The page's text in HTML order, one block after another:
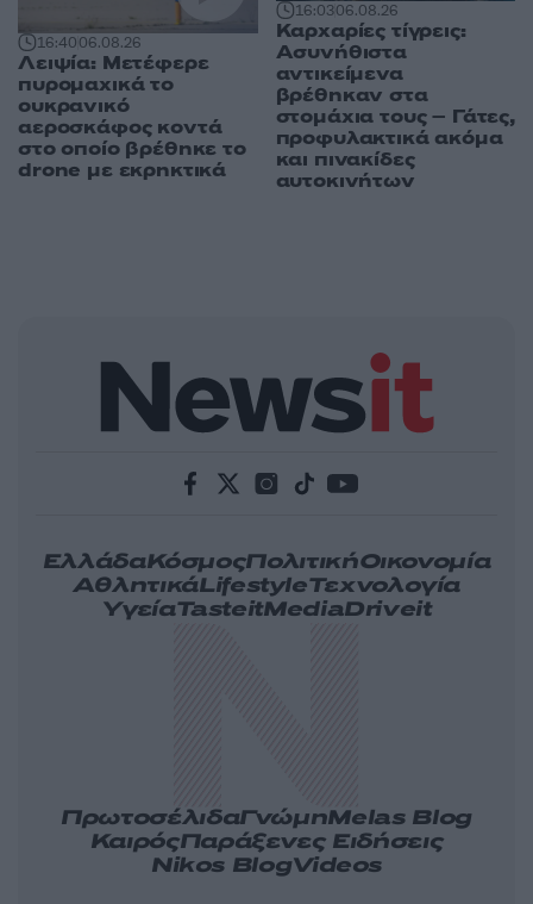
16:4006.08.26
Λειψία: Μετέφερε
πυρομαχικά το
ουκρανικό
αεροσκάφος κοντά
στο οποίο βρέθηκε το
drone με εκρηκτικά
16:0306.08.26
Καρχαρίες τίγρεις:
Ασυνήθιστα
αντικείμενα
βρέθηκαν στα
στομάχια τους – Γάτες,
προφυλακτικά ακόμα
και πινακίδες
αυτοκινήτων
ΕλλάδαΚόσμοςΠολιτικήΟικονομία
ΑθλητικάLifestyleΤεχνολογία
ΥγείαTasteitMediaDriveit
ΠρωτοσέλιδαΓνώμηMelas Blog
ΚαιρόςΠαράξενες Ειδήσεις
Nikos BlogVideos